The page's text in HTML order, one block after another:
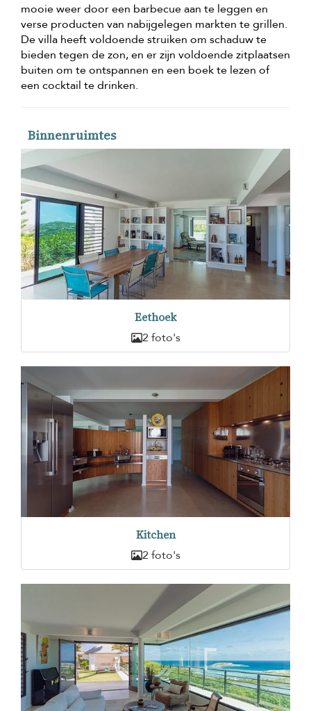
mooie weer door een barbecue aan te leggen en
verse producten van nabijgelegen markten te grillen.
De villa heeft voldoende struiken om schaduw te
bieden tegen de zon, en er zijn voldoende zitplaatsen
buiten om te ontspannen en een boek te lezen of
een cocktail te drinken.
Binnenruimtes
Eethoek
2 foto's
Kitchen
2 foto's